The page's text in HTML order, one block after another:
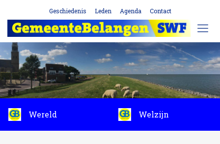
Geschiedenis Leden Agenda Contact
Wereld Welzijn